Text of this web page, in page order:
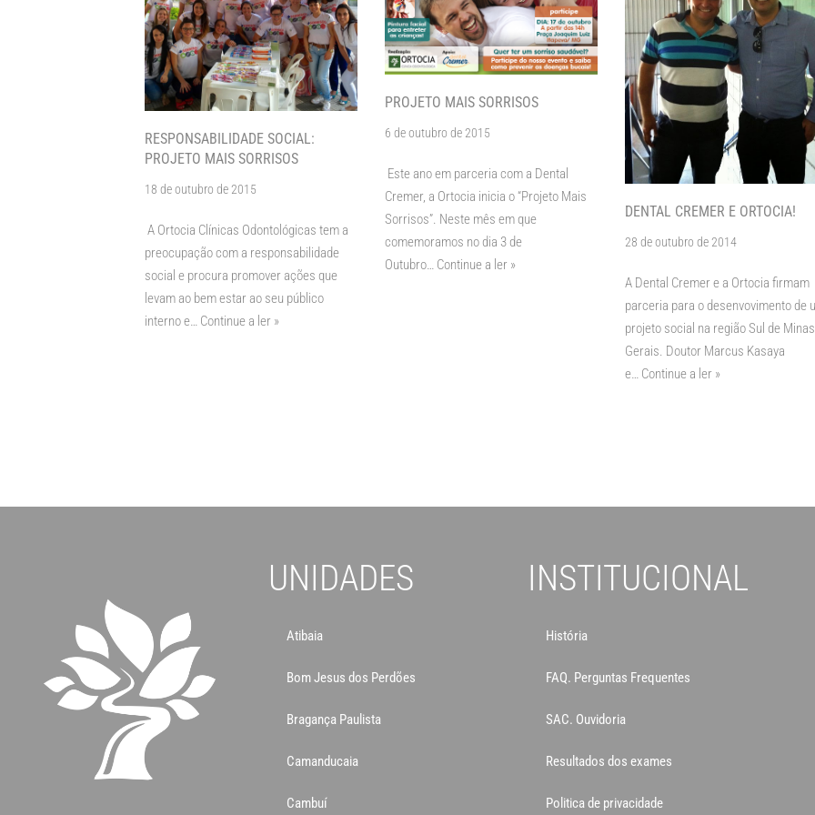
RESPONSABILIDADE SOCIAL:
PROJETO MAIS SORRISOS
18 de outubro de 2015
A Ortocia Clínicas Odontológicas tem a
preocupação com a responsabilidade
social e procura promover ações que
levam ao bem estar ao seu público
interno e… Continue a ler »
PROJETO MAIS SORRISOS
6 de outubro de 2015
Este ano em parceria com a Dental
Cremer, a Ortocia inicia o “Projeto Mais
Sorrisos”. Neste mês em que
comemoramos no dia 3 de
Outubro… Continue a ler »
DENTAL CREMER E ORTOCIA!
28 de outubro de 2014
A Dental Cremer e a Ortocia firmam
parceria para o desenvovimento de
projeto social na região Sul de Minas
Gerais. Doutor Marcus Kasaya
e… Continue a ler »
UNIDADES
Atibaia
Bom Jesus dos Perdões
Bragança Paulista
Camanducaia
Cambuí
INSTITUCIONAL
História
FAQ. Perguntas Frequentes
SAC. Ouvidoria
Resultados dos exames
Politica de privacidade